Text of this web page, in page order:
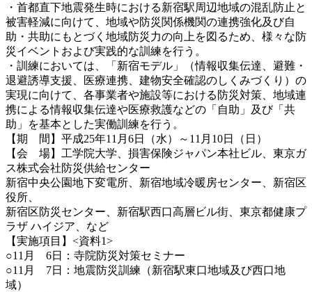
・首都直下地震発生時における新宿駅周辺地域の混乱防止と
被害軽減に向けて、地域や防災関係機関の連携強化及び自
助・共助にもとづく地域防災力の向上を図るため、様々な防
災イベントおよび実践的な訓練を行う。
・訓練においては、「新宿モデル」（情報収集伝達、避難・
退避誘導支援、医療連携、建物安全確認のしくみづくり）の
実現に向けて、各事業者や施設等における防災対策、地域連
携による情報収集伝達や医療救護などの「自助」及び「共
助」を基本とした実働訓練を行う。
【期 間】平成25年11月6日（水）～11月10日（日）
【会 場】工学院大学、損害保険ジャパン本社ビル、東京ガ
ス株式会社防災供給センター
新宿中央公園地下変電所、新宿地域冷暖房センター、新宿区
役所、
新宿区防災センター、新宿駅西口高層ビル街、東京都健康プ
ラザ ハイジア、など
【実施項目】<資料1>
○11月 6日：寺院防災対策セミナー
○11月 7日：地震防災訓練（新宿駅東口地域及び西口地
域）